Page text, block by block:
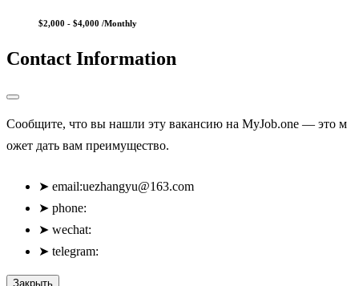
$2,000 - $4,000 /Monthly
Contact Information
Сообщите, что вы нашли эту вакансию на MyJob.one — это м
ожет дать вам преимущество.
➤ email:uezhangyu@163.com
➤ phone:
➤ wechat:
➤ telegram:
Закрыть